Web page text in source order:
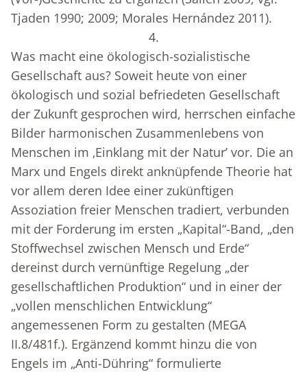
Tjaden 1990; 2009; Morales Hernández 2011).
4.
Was macht eine ökologisch-sozialistische
Gesellschaft aus? Soweit heute von einer
ökologisch und sozial befriedeten Gesellschaft
der Zukunft gesprochen wird, herrschen einfache
Bilder harmonischen Zusammenlebens von
Menschen im ‚Einklang mit der Natur’ vor. Die an
Marx und Engels direkt an­knüpfende Theorie hat
vor allem deren Idee einer zukünftigen
Assoziation freier Menschen tradiert, verbunden
mit der Forderung im ersten „Kapital“-Band, „den
Stoffwechsel zwischen Mensch und Erde“
dereinst durch vernünftige Regelung „der
gesellschaftlichen Produktion“ und in einer der
„vollen menschlichen Entwicklung“
angemessenen Form zu gestalten (MEGA
II.8/481f.). Ergänzend kommt hinzu die von
Engels im „Anti-Dühring“ formulierte